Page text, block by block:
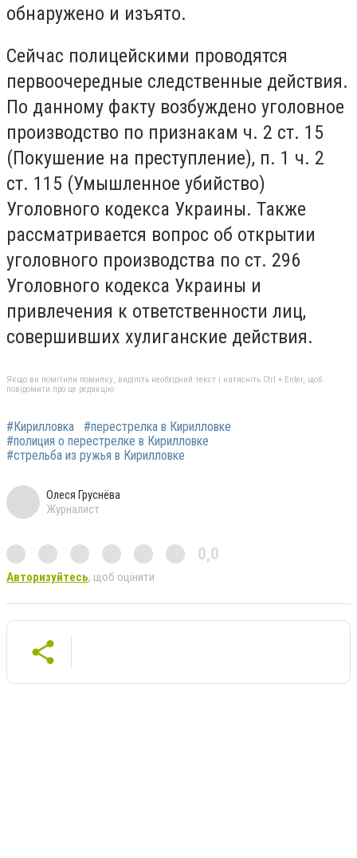
обнаружено и изъято.
Сейчас полицейскими проводятся
первоочередные следственные действия.
По данному факту возбуждено уголовное
производство по признакам ч. 2 ст. 15
(Покушение на преступление), п. 1 ч. 2
ст. 115 (Умышленное убийство)
Уголовного кодекса Украины. Также
рассматривается вопрос об открытии
уголовного производства по ст. 296
Уголовного кодекса Украины и
привлечения к ответственности лиц,
совершивших хулиганские действия.
Якщо ви помітили помилку, виділіть необхідний текст і натисніть Ctrl + Enter, щоб
повідомити про це редакцію
#Кирилловка
#перестрелка в Кирилловке
#полиция о перестрелке в Кирилловке
#стрельба из ружья в Кирилловке
Олеся Груснёва
Журналист
0,0
Авторизуйтесь, щоб оцінити